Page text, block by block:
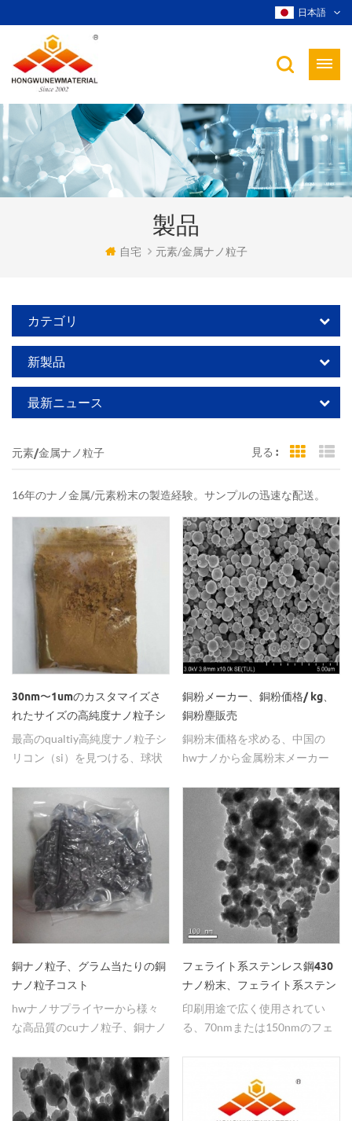
日本語
製品
自宅 元素/金属ナノ粒子
カテゴリ
新製品
最新ニュース
元素/金属ナノ粒子 見る : Grid
16年のナノ金属/元素粉末の製造経験。サンプルの迅速な配送。
30nm〜1umのカスタマイズさ
れたサイズの高純度ナノ粒子シ
リコン（si）
最高のqualtiy高純度ナノ粒子シ
リコン（si）を見つける、球状
から。
銅粉メーカー、銅粉価格/ kg、
銅粉塵販売
銅粉末価格を求める、中国の
hwナノから金属粉末メーカー
銅ナノ粒子、グラム当たりの銅
ナノ粒子コスト
hwナノサプライヤーから様々
な高品質のcuナノ粒子、銅ナノ
す。
フェライト系ステンレス鋼430
ナノ粉末、フェライト系ステン
レス鋼
印刷用途で広く使用されてい
る、70nmまたは150nmのフェ